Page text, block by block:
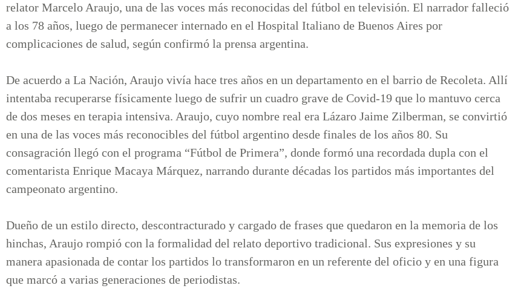
relator Marcelo Araujo, una de las voces más reconocidas del fútbol en televisión. El narrador falleció
a los 78 años, luego de permanecer internado en el Hospital Italiano de Buenos Aires por
complicaciones de salud, según confirmó la prensa argentina.
De acuerdo a La Nación, Araujo vivía hace tres años en un departamento en el barrio de Recoleta. Allí
intentaba recuperarse físicamente luego de sufrir un cuadro grave de Covid-19 que lo mantuvo cerca
de dos meses en terapia intensiva. Araujo, cuyo nombre real era Lázaro Jaime Zilberman, se convirtió
en una de las voces más reconocibles del fútbol argentino desde finales de los años 80. Su
consagración llegó con el programa “Fútbol de Primera”, donde formó una recordada dupla con el
comentarista Enrique Macaya Márquez, narrando durante décadas los partidos más importantes del
campeonato argentino.
Dueño de un estilo directo, descontracturado y cargado de frases que quedaron en la memoria de los
hinchas, Araujo rompió con la formalidad del relato deportivo tradicional. Sus expresiones y su
manera apasionada de contar los partidos lo transformaron en un referente del oficio y en una figura
que marcó a varias generaciones de periodistas.